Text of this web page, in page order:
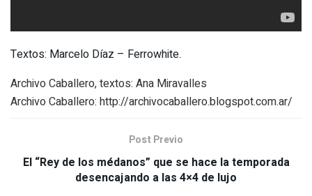
Textos: Marcelo Díaz – Ferrowhite.
Archivo Caballero, textos: Ana Miravalles
Archivo Caballero: http://archivocaballero.blogspot.com.ar/
Post Previo
El “Rey de los médanos” que se hace la temporada
desencajando a las 4×4 de lujo